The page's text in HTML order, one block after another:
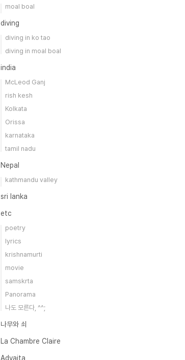
moal boal
diving
diving in ko tao
diving in moal boal
india
McLeod Ganj
rish kesh
Kolkata
Orissa
karnataka
tamil nadu
Nepal
kathmandu valley
sri lanka
etc
poetry
lyrics
krishnamurti
movie
samskrta
Panorama
나도 모른다, ^^;
나무와 쇠
La Chambre Claire
Advaita